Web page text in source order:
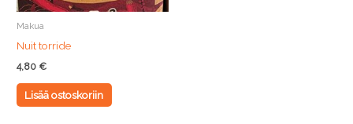
Makua
Nuit torride
4,80 €
Lisää ostoskoriin